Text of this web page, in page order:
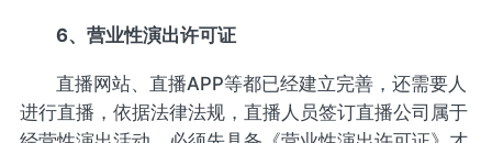
6、营业性演出许可证
直播网站、直播APP等都已经建立完善，还需要人
进行直播，依据法律法规，直播人员签订直播公司属于